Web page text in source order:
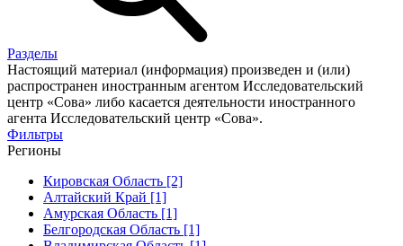
Разделы
Настоящий материал (информация) произведен и (или)
распространен иностранным агентом Исследовательский
центр «Сова» либо касается деятельности иностранного
агента Исследовательский центр «Сова».
Фильтры
Регионы
Кировская Область [2]
Алтайский Край [1]
Амурская Область [1]
Белгородская Область [1]